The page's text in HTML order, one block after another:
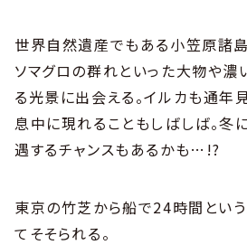
世界自然遺産でもある小笠原諸
ソマグロの群れといった大物や濃
る光景に出会える。イルカも通年
息中に現れることもしばしば。冬
遇するチャンスもあるかも…!?
東京の竹芝から船で24時間とい
てそそられる。